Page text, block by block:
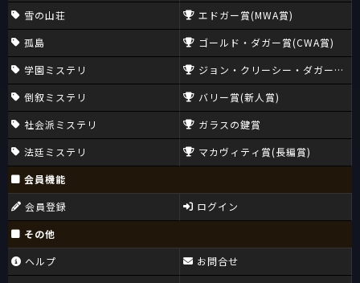
雪の山荘
孤島
学園ミステリ
倒叙ミステリ
社会派ミステリ
法廷ミステリ
エドガー賞(MWA賞)
ゴールド・ダガー賞(CWA賞)
ジョン・クリーシー・ダガー賞
バリー賞(新人賞)
ガラスの鍵賞
マカヴィティ賞(長編賞)
会員機能
会員登録
ログイン
その他
ヘルプ
お問合せ